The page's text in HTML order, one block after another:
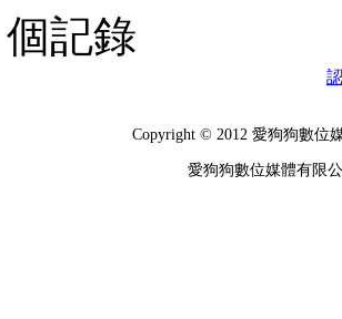
個記錄
Copyright © 2012 愛狗狗數位
愛狗狗數位媒體有限